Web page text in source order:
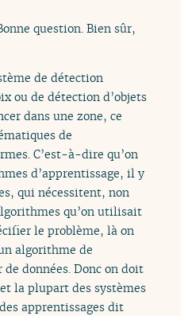
question. Bien sûr,
de détection
ou de détection d’objets
dans une zone, ce
de
C’est-à-dire qu’on
d’apprentissage, il y
qui nécessitent, non
qu’on utilisait
le problème, là on
algorithme de
données. Donc on doit
la plupart des systèmes
apprentissages dit